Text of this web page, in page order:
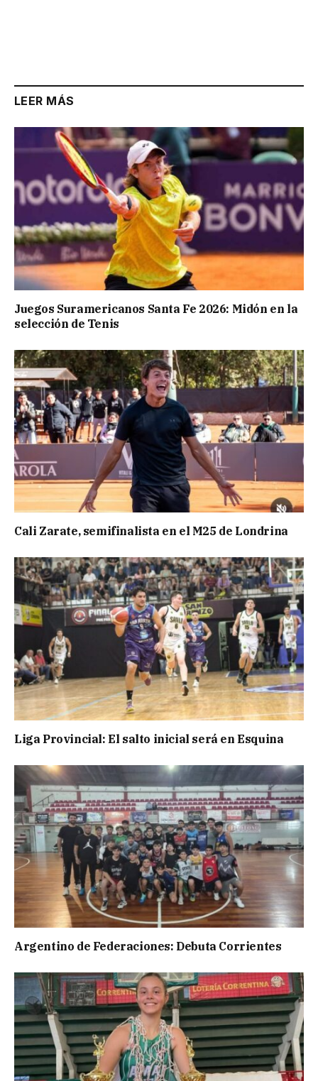
LEER MÁS
Juegos Suramericanos Santa Fe 2026: Midón en la
selección de Tenis
Cali Zarate, semifinalista en el M25 de Londrina
Liga Provincial: El salto inicial será en Esquina
Argentino de Federaciones: Debuta Corrientes